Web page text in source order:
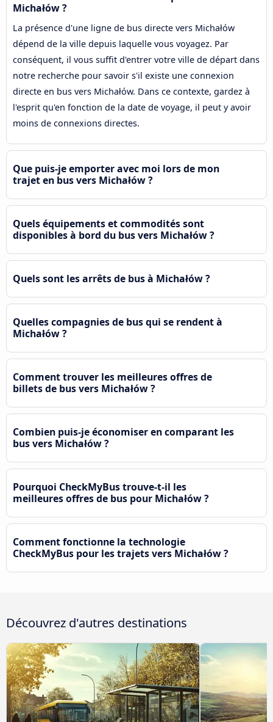
Michałów ?
La présence d'une ligne de bus directe vers Michałów
dépend de la ville depuis laquelle vous voyagez. Par
conséquent, il vous suffit d'entrer votre ville de départ dans
notre recherche pour savoir s'il existe une connexion
directe en bus vers Michałów. Dans ce contexte, gardez à
l'esprit qu'en fonction de la date de voyage, il peut y avoir
moins de connexions directes.
Que puis-je emporter avec moi lors de mon
trajet en bus vers Michałów ?
Quels équipements et commodités sont
disponibles à bord du bus vers Michałów ?
Quels sont les arrêts de bus à Michałów ?
Quelles compagnies de bus qui se rendent à
Michałów ?
Comment trouver les meilleures offres de
billets de bus vers Michałów ?
Combien puis-je économiser en comparant les
bus vers Michałów ?
Pourquoi CheckMyBus trouve-t-il les
meilleures offres de bus pour Michałów ?
Comment fonctionne la technologie
CheckMyBus pour les trajets vers Michałów ?
Découvrez d'autres destinations